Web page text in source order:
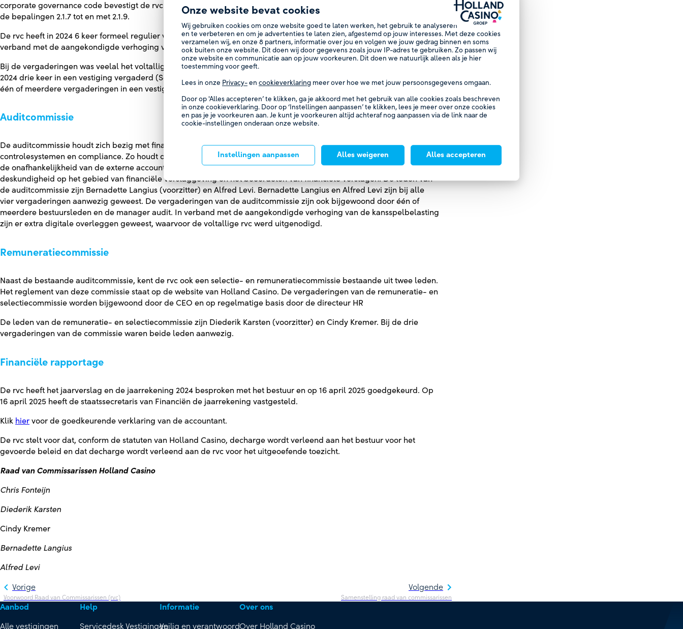
Onze website bevat cookies
Wij gebruiken cookies om onze website goed te laten werken, het gebruik te analyseren
en te verbeteren en om je advertenties te laten zien, afgestemd op jouw interesses. Met deze cookies
verzamelen wij, en onze 8 partners, informatie over jou en volgen we jouw gedrag binnen en soms
ook buiten onze website. Dit doen wij door gegevens zoals jouw IP-adres te gebruiken. Zo passen wij
onze website en communicatie aan op jouw voorkeuren. Dit doen we natuurlijk alleen als je hier
toestemming voor geeft.
Lees in onze Privacy-en cookieverklaring meer over hoe we met jouw persoonsgegevens omgaan.
Door op 'Alles accepteren’ te klikken, ga je akkoord met het gebruik van alle cookies zoals beschreven
in onze cookieverklaring. Door op ‘Instellingen aanpassen’ te klikken, lees je meer over onze cookies
en pas je je voorkeuren aan. Je kunt je voorkeuren altijd achteraf nog aanpassen via de link naar de
cookie-instellingen onderaan onze website.
Instellingen aanpassen Alles weigeren Alles accepteren
corporate governance code bevestigt de rvc dat alle leden onafhankelijk hebben kunnen opereren, zoals bedoeld in
de bepalingen 2.1.7 tot en met 2.1.9.
De rvc heeft in 2024 6 keer formeel regulier vergaderd. Bij één vergadering was Diederik Karsten afwezig. Er zijn in
verband met de aangekondigde verhoging van de kansspelbelasting tussentijdse digitale overleggen geweest.
Bij de vergaderingen was veelal het voltallige bestuur aanwezig. Bij één vergadering was de CCO afwezig. Er is in
2024 drie keer in een vestiging vergaderd (Scheveningen, Enschede en Rotterdam). De rvc streeft ernaar om elk jaar
één of meerdere vergaderingen in een vestiging te laten plaatsvinden.
Auditcommissie
De auditcommissie houdt zich bezig met financiële verslaglegging en verantwoording, risicomanagement, interne
controlesystemen en compliance. Zo houdt de commissie onder meer toezicht op de controle van de jaarrekening en
de onafhankelijkheid van de externe accountant. Ten minste één lid van de auditcommissie beschikt over bijzondere
deskundigheid op het gebied van financiële verslaggeving en het beoordelen van financiële verslagen. De leden van
de auditcommissie zijn Bernadette Langius (voorzitter) en Alfred Levi. Bernadette Langius en Alfred Levi zijn bij alle
vier vergaderingen aanwezig geweest. De vergaderingen van de auditcommissie zijn ook bijgewoond door één of
meerdere bestuursleden en de manager audit. In verband met de aangekondigde verhoging van de kansspelbelasting
zijn er extra digitale overleggen geweest, waarvoor de voltallige rvc werd uitgenodigd.
Remuneratiecommissie
Naast de bestaande auditcommissie, kent de rvc ook een selectie- en remuneratiecommissie bestaande uit twee leden.
Het reglement van deze commissie staat op de website van Holland Casino. De vergaderingen van de remuneratie- en
selectiecommissie worden bijgewoond door de CEO en op regelmatige basis door de directeur HR
De leden van de remuneratie- en selectiecommissie zijn Diederik Karsten (voorzitter) en Cindy Kremer. Bij de drie
vergaderingen van de commissie waren beide leden aanwezig.
Financiële rapportage
De rvc heeft het jaarverslag en de jaarrekening 2024 besproken met het bestuur en op 16 april 2025 goedgekeurd. Op
16 april 2025 heeft de staatssecretaris van Financiën de jaarrekening vastgesteld.
Klik hier voor de goedkeurende verklaring van de accountant.
De rvc stelt voor dat, conform de statuten van Holland Casino, decharge wordt verleend aan het bestuur voor het
gevoerde beleid en dat decharge wordt verleend aan de rvc voor het uitgeoefende toezicht.
Raad van Commissarissen Holland Casino
Chris Fonteijn
Diederik Karsten
Cindy Kremer
Bernadette Langius
Alfred Levi
Volgende
Samenstelling raad van commissarissen
Vorige
Voorwoord Raad van Commissarissen (rvc)
Aanbod
Alle vestigingen
Help
Servicedesk Vestigingen
Informatie
Veilig en verantwoord
Over ons
Over Holland Casino